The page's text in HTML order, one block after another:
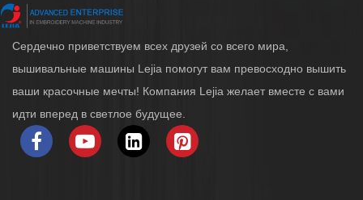
Сердечно приветствуем всех друзей со всего мира,
вышивальные машины Lejia помогут вам превосходно вышить
ваши красочные мечты! Компания Lejia желает вместе с вами
идти вперед в светлое будущее.